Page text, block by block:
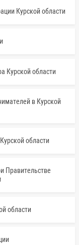
Курской области
Курской области
в Курской
области
Правительстве
области